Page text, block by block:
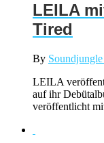
LEILA
Tired
By
LEILA
auf ihr
veröffentlicht